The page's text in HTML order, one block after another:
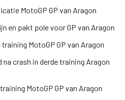
MotoGP GP van Aragon
en pakt pole voor GP van Aragon
MotoGP GP van Aragon
crash in derde training Aragon
MotoGP GP van Aragon